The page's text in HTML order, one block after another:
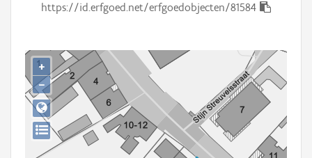
Gebeurtenis
Persoon of collectief
Downloads
Hergebruik
https://id.erfgoed.net/erfgoedobjecten/81584
+
−